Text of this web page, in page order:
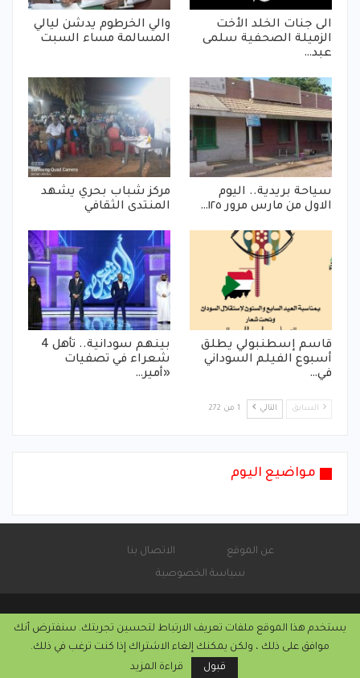
الى جنات الخلد الأخت
الزميلة الصحفية سلمى
عبد…
والي الخرطوم يدشن ليالي
المسالمة مساء السبت
سياحة بريدية.. اليوم
الاول من مارس مرور ١٢٥…
مركز شباب بحري يشهد
المنتدى الثقافي
قاسم إسطنبولي يطلق
أسبوع الفيلم السوداني
في…
بينهم سودانية.. تأهل 4
شعراء في تصفيات
«أمير…
السابق التالي 1 من 272
مواضيع اليوم
عن الموقع
الاتصال بنا
سياسة الخصوصية
التركيب والاستضافة من كريستا هوست
يستخدم هذا الموقع ملفات تعريف الارتباط لتحسين تجربتك. سنفترض أنك
موافق على ذلك ، ولكن يمكنك إلغاء الاشتراك إذا كنت ترغب في ذلك.
قبول
قراءة المزيد